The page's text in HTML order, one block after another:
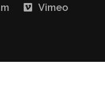
Vimeo